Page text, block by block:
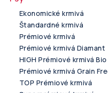
Ekonomické krmivá
Štandardné krmivá
Prémiové krmivá
Prémiové krmivá Diamant
HIGH Prémiové krmivá Bio
Prémiové krmivá Grain
TOP Prémiové krmivá